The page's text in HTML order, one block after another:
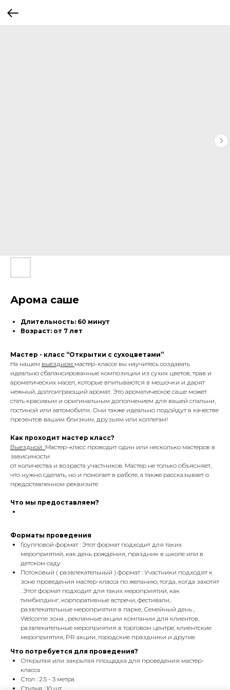
Арома саше
Длительность: 60 минут
Возраст: от 7 лет
Мастер - класс “Открытки с сухоцветами”
На нашем выездном мастер-классе вы научитесь создавать
идеально сбалансированные композиции из сухих цветов, трав и
ароматических масел, которые впитываются в мешочки и дарят
нежный, долгоиграющий аромат. Это ароматическое саше может
стать красивым и оригинальным дополнением для вашей спальни,
гостиной или автомобиля. Они также идеально подойдут в качестве
презентов вашим близким, друзьям или коллегам!
Как проходит мастер класс?
Выездной Мастер-класс проводит один или несколько мастеров в
зависимости
от количества и возраста участников. Мастер не только объясняет,
что нужно сделать, но и помогает в работе, а также рассказывает о
предоставленном реквизите
Что мы предоставляем?
Форматы проведения
Групповой формат : Этот формат подходит для таких
мероприятий, как день рождения, праздник в школе или в
детском саду
Потоковый ( развлекательный ) формат : Участники подходят к
зоне проведения мастер-класса по желанию, тогда, когда захотят
. Этот формат подходит для таких мероприятий, как
тимбилдинг, корпоративные встречи, фестивали,
развлекательные мероприятия в парке, Семейный день ,
Welcome зона , рекламные акции компании для клиентов,
развлекательные мероприятия в торговом центре, клиентские
мероприятия, PR акции, городские праздники и другие
Что потребуется для проведения?
Открытая или закрытая площадка для проведения мастер-
класса
Стол : 2.5 - 3 метра
Стулья : 10 шт